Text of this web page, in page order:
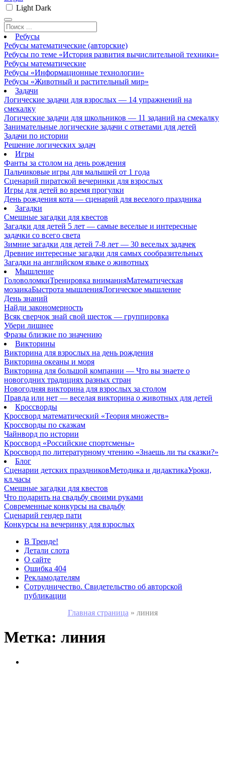
Light Dark
Ребусы
Ребусы математические (авторские)
Ребусы по теме «История развития вычислительной техники»
Ребусы математические
Ребусы «Информационные технологии»
Ребусы «Животный и растительный мир»
Задачи
Логические задачи для взрослых — 14 упражнений на
смекалку
Логические задачи для школьников — 11 заданий на смекалку
Занимательные логические задачи с ответами для детей
Задачи по истории
Решение логических задач
Игры
Фанты за столом на день рождения
Пальчиковые игры для малышей от 1 года
Сценарий пиратской вечеринки для взрослых
Игры для детей во время прогулки
День рождения кота — сценарий для веселого праздника
Загадки
Смешные загадки для квестов
Загадки для детей 5 лет — самые веселые и интересные
задачки со всего света
Зимние загадки для детей 7-8 лет — 30 веселых задачек
Древние интересные загадки для самых сообразительных
Загадки на английском языке о животных
Мышление
ГоловоломкиТренировка вниманияМатематическая
мозаикаБыстрота мышленияЛогическое мышление
День знаний
Найди закономерность
Всяк сверчок знай свой шесток — группировка
Убери лишнее
Фразы близкие по значению
Викторины
Викторина для взрослых на день рождения
Викторина океаны и моря
Викторина для большой компании — Что вы знаете о
новогодних традициях разных стран
Новогодняя викторина для взрослых за столом
Правда или нет — веселая викторина о животных для детей
Кроссворды
Кроссворд математический «Теория множеств»
Кроссворды по сказкам
Чайнворд по истории
Кроссворд «Российские спортсмены»
Кроссворд по литературному чтению «Знаешь ли ты сказки?»
Блог
Сценарии детских праздниковМетодика и дидактикаУроки,
кл.часы
Смешные загадки для квестов
Что подарить на свадьбу своими руками
Современные конкурсы на свадьбу
Сценарий гендер пати
Конкурсы на вечеринку для взрослых
В Тренде!
Детали слота
О сайте
Ошибка 404
Рекламодателям
Сотрудничество. Свидетельство об авторской
публикации
Главная страница » линия
Метка: линия